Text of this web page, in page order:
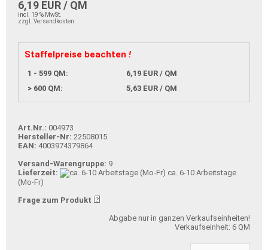
6,19 EUR / QM
incl. 19 % MwSt.
zzgl. Versandkosten
Staffelpreise beachten !
1 - 599 QM:
6,19 EUR / QM
> 600 QM:
5,63 EUR / QM
Art.Nr.: 004973
Hersteller-Nr: 22508015
EAN: 4003974379864
Versand-Warengruppe: 9
Lieferzeit:
ca. 6-10 Arbeitstage
(Mo-Fr)
Frage zum Produkt
Abgabe nur in ganzen Verkaufseinheiten!
Verkaufseinheit: 6 QM